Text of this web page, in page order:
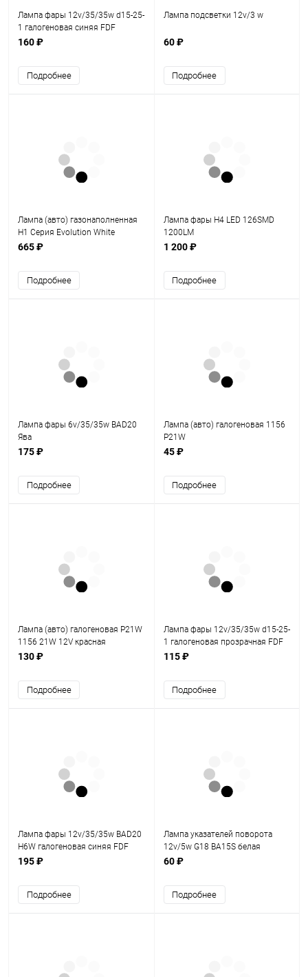
Лампа фары 12v/35/35w d15-25-
1 галогеновая синяя FDF
160 ₽
Подробнее
Лампа подсветки 12v/3 w
60 ₽
Подробнее
Лампа (авто) газонаполненная
Н1 Серия Evolution White
665 ₽
Подробнее
Лампа фары H4 LED 126SMD
1200LM
1 200 ₽
Подробнее
Лампа фары 6v/35/35w BAD20
Ява
175 ₽
Подробнее
Лампа (авто) галогеновая 1156
P21W
45 ₽
Подробнее
Лампа (авто) галогеновая P21W
1156 21W 12V красная
130 ₽
Подробнее
Лампа фары 12v/35/35w d15-25-
1 галогеновая прозрачная FDF
115 ₽
Подробнее
Лампа фары 12v/35/35w BAD20
H6W галогеновая синяя FDF
195 ₽
Подробнее
Лампа указателей поворота
12v/5w G18 ВА15S белая
60 ₽
Подробнее